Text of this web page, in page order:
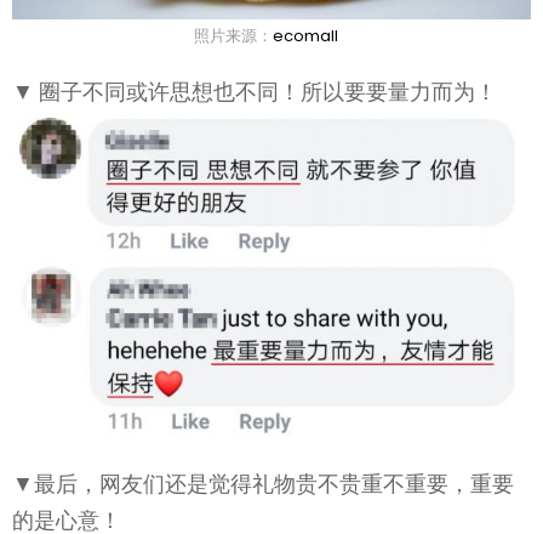
照片来源： ecomall
▼ 圈子不同或许思想也不同！所以要要量力而为！
▼最后，网友们还是觉得礼物贵不贵重不重要，重要
的是心意！